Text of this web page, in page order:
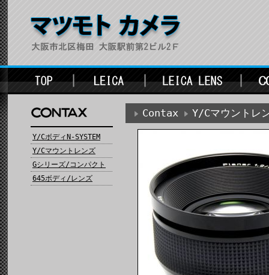
Y/CボディN-SYSTEM
Y/Cマウントレンズ
Gシリーズ/コンパクト
645ボディ/レンズ
Contax Y/Cマウントレ